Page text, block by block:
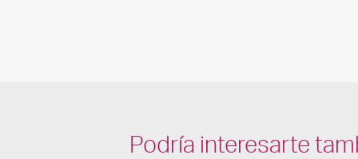
Podría interesarte